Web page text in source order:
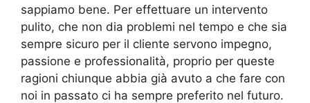
sappiamo bene. Per effettuare un intervento
pulito, che non dia problemi nel tempo e che sia
sempre sicuro per il cliente servono impegno,
passione e professionalità, proprio per queste
ragioni chiunque abbia già avuto a che fare con
noi in passato ci ha sempre preferito nel futuro.